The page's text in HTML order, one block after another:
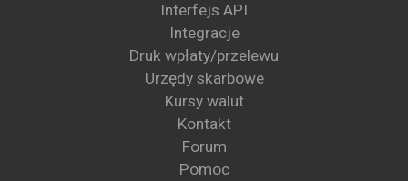
Interfejs API
Integracje
Druk wpłaty/przelewu
Urzędy skarbowe
Kursy walut
Kontakt
Forum
Pomoc